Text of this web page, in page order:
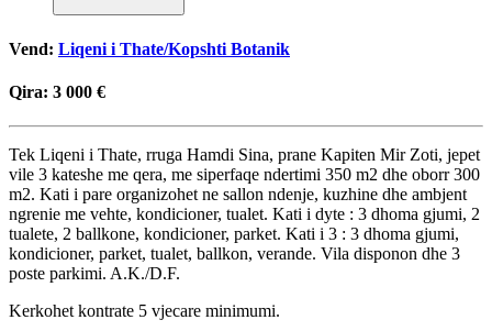
Vend: Liqeni i Thate/Kopshti Botanik
Qira: 3 000 €
Tek Liqeni i Thate, rruga Hamdi Sina, prane Kapiten Mir Zoti, jepet
vile 3 kateshe me qera, me siperfaqe ndertimi 350 m2 dhe oborr 300
m2. Kati i pare organizohet ne sallon ndenje, kuzhine dhe ambjent
ngrenie me vehte, kondicioner, tualet. Kati i dyte : 3 dhoma gjumi, 2
tualete, 2 ballkone, kondicioner, parket. Kati i 3 : 3 dhoma gjumi,
kondicioner, parket, tualet, ballkon, verande. Vila disponon dhe 3
poste parkimi. A.K./D.F.
Kerkohet kontrate 5 vjecare minimumi.